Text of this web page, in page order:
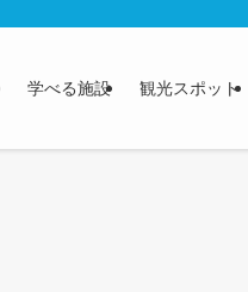
学べる施設 観光スポット